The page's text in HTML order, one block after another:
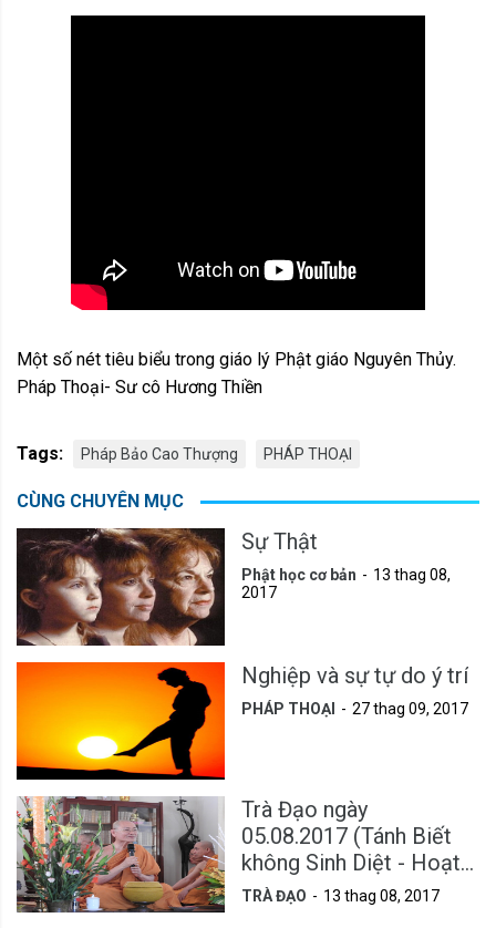
Một số nét tiêu biểu trong giáo lý Phật giáo Nguyên Thủy.
Pháp Thoại- Sư cô Hương Thiền
Tags: Pháp Bảo Cao Thượng PHÁP THOẠI
CÙNG CHUYÊN MỤC
Sự Thật
Phật học cơ bản
13 thag 08,
2017
Nghiệp và sự tự do ý trí
PHÁP THOẠI 27 thag 09, 2017
Trà Đạo ngày
05.08.2017 (Tánh Biết
không Sinh Diệt - Hoạt
động của bản ngã &
TRÀ ĐẠO 13 thag 08, 2017